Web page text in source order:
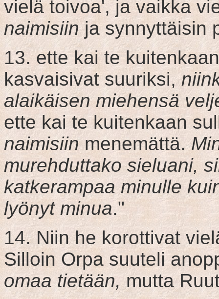
vielä toivoa', ja vaikka
naimisiinja synnyttäisin
13. ette kai te
kasvaisivat suuriksi,
alaikäisen miehensä
ette kai te kuitenkaan
naimisiinmenemättä.
murehduttako sieluani,
katkerampaa minulle
lyönyt minua."
14. Niin he korottivat
Silloin Orpa suuteli
omaa tietään,mutta